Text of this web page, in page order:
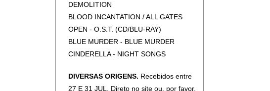
(SLIPCASE)
GIANT - SHIFTING TIME
HARSH - FEELS
HELLOWEEN - KEEPER OF THE SEVEN
KEYS PART I: EXPANDED EDITION
HELL (DIGIPAK)
DEMOLITION
BLOOD INCANTATION / ALL GATES
OPEN - O.S.T. (CD/BLU-RAY)
BLUE MURDER - BLUE MURDER
CINDERELLA - NIGHT SONGS
CLASH - LONDON CALLING
DIVERSAS ORIGENS. Recebidos entre
27 E 31 JUL. Direto no site ou, por favor,